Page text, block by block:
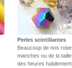
Perles scintillantes
Beaucoup de nos
manches ou de la
des heures